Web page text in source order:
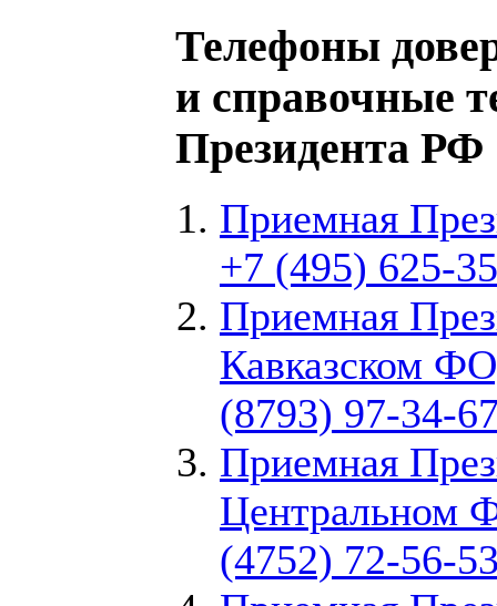
Телефоны
и справочные
Президента РФ
Приемная
+7 (495) 625-
Приемная
Кавказском
(8793) 97-34-
Приемная
Центральном
(4752) 72-56-